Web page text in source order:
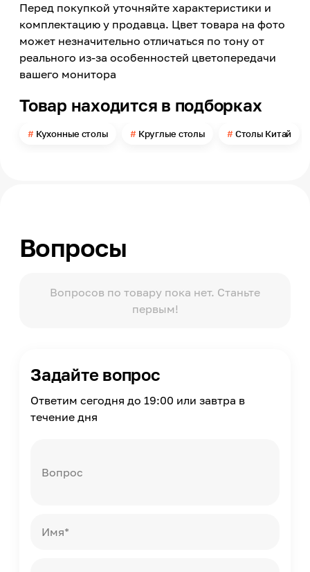
Глубина
1220
Форма
Круг
Цвет каркаса
Цвет
Материал каркаса
Стекло
Закаленное
Прозрачный
Перед покупкой уточняйте характеристики и
комплектацию у продавца. Цвет товара на фото
может незначительно отличаться по тону от
реального из-за особенностей цветопередачи
вашего монитора
Товар находится в подборках
Кухонные столы Круглые столы Столы Китай
Вопросы
Вопросов по товару пока нет. Станьте
первым!
Задайте вопрос
Ответим сегодня до 19:00 или завтра в
течение дня
Вопрос
Имя*